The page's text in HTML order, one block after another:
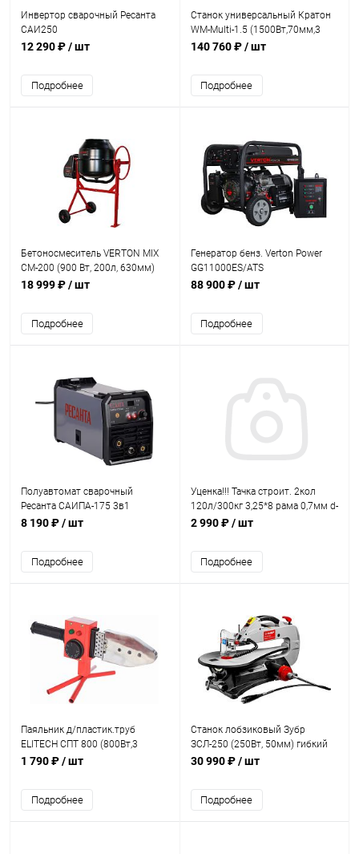
Инвертор сварочный Ресанта
САИ250
12 290 ₽/ шт
Подробнее
Станок универсальный Кратон
WM-Multi-1.5 (1500Вт,70мм,3
ножа)
140 760 ₽/ шт
Подробнее
Бетоносмеситель VERTON MIX
СМ-200 (900 Вт, 200л, 630мм)
чугун венец
18 999 ₽/ шт
Подробнее
Генератор бенз. Verton Power
GG11000ES/ATS
(9,5/10,5кВт,220V, бак 23л, 4-
88 900 ₽/ шт
Подробнее
Полуавтомат сварочный
Ресанта САИПА-175 3в1
8 190 ₽/ шт
Подробнее
Уценка!!! Тачка строит. 2кол
120л/300кг 3,25*8 рама 0,7мм d-
20мм полиур. Lutaida
2 990 ₽/ шт
Подробнее
Паяльник д/пластик.труб
ELITECH СПТ 800 (800Вт,3
насадок)
1 790 ₽/ шт
Подробнее
Станок лобзиковый Зубр
ЗСЛ-250 (250Вт, 50мм) гибкий
вал
30 990 ₽/ шт
Подробнее